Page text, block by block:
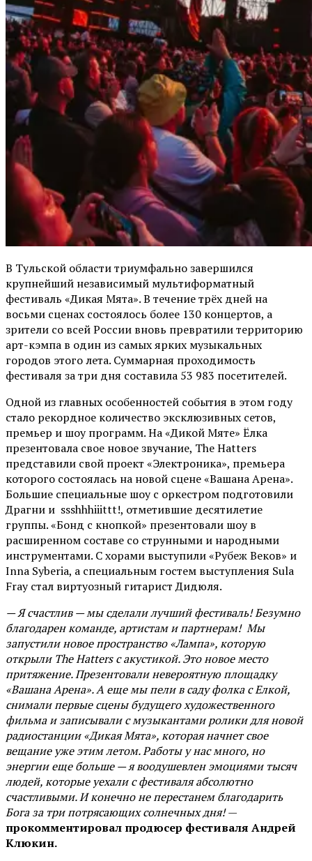
В Тульской области триумфально завершился
крупнейший независимый мультиформатный
фестиваль «Дикая Мята». В течение трёх дней на
восьми сценах состоялось более 130 концертов, а
зрители со всей России вновь превратили территорию
арт-кэмпа в один из самых ярких музыкальных
городов этого лета. Суммарная проходимость
фестиваля за три дня составила 53 983 посетителей.
Одной из главных особенностей события в этом году
стало рекордное количество эксклюзивных сетов,
премьер и шоу программ. На «Дикой Мяте» Ёлка
презентовала свое новое звучание, The Hatters
представили свой проект «Электроника», премьера
которого состоялась на новой сцене «Вашана Арена».
Большие специальные шоу с оркестром подготовили
Драгни и ssshhhiiittt!, отметившие десятилетие
группы. «Бонд с кнопкой» презентовали шоу в
расширенном составе со струнными и народными
инструментами. С хорами выступили «Рубеж Веков» и
Inna Syberia, а специальным гостем выступления Sula
Fray стал виртуозный гитарист Дидюля.
— Я счастлив — мы сделали лучший фестиваль! Безумно
благодарен команде, артистам и партнерам! Мы
запустили новое пространство «Лампа», которую
открыли The Hatters с акустикой. Это новое место
притяжение. Презентовали невероятную площадку
«Вашана Арена». А еще мы пели в саду фолка с Елкой,
снимали первые сцены будущего художественного
фильма и записывали с музыкантами ролики для новой
радиостанции «Дикая Мята», которая начнет свое
вещание уже этим летом. Работы у нас много, но
энергии еще больше — я воодушевлен эмоциями тысяч
людей, которые уехали с фестиваля абсолютно
счастливыми. И конечно не перестанем благодарить
Бога за три потрясающих солнечных дня!—
прокомментировал продюсер фестиваля Андрей
Клюкин.